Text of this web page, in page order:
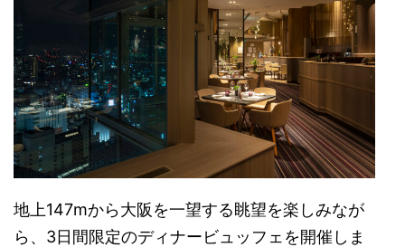
地上147mから大阪を一望する眺望を楽しみなが
ら、3日間限定のディナービュッフェを開催しま